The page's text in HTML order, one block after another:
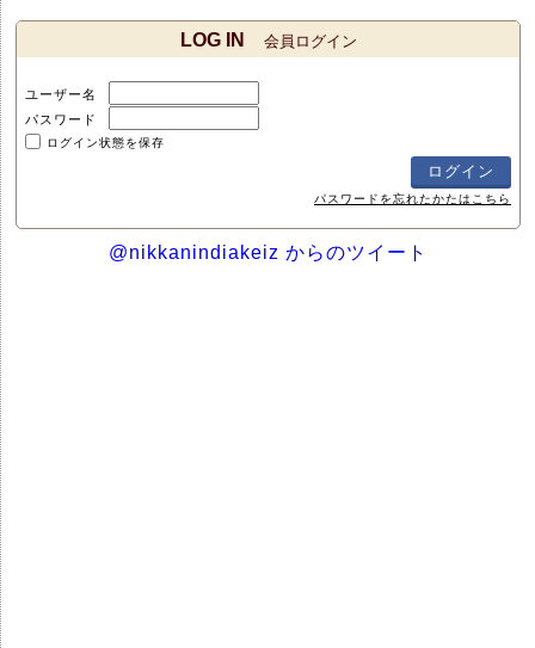
LOG IN 会員ログイン
ユーザー名
パスワード
ログイン状態を保存
パスワードを忘れたかたはこちら
@nikkanindiakeiz からのツイート